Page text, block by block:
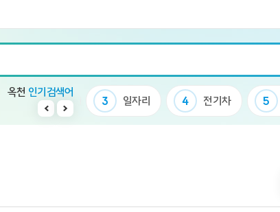
옥천 인기검색어
2 빈집 3 일자리 4 전기차 5